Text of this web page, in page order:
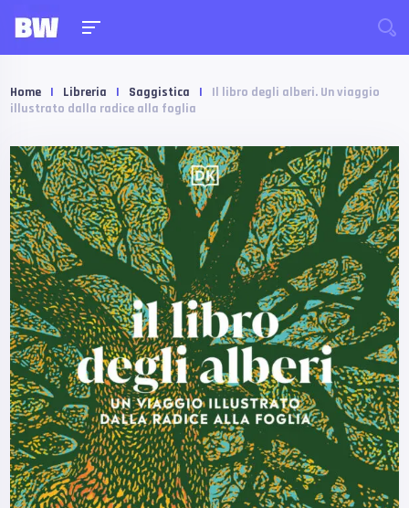
Home | Libreria | Saggistica |
Il libro degli alberi. Un viaggio
illustrato dalla radice alla foglia